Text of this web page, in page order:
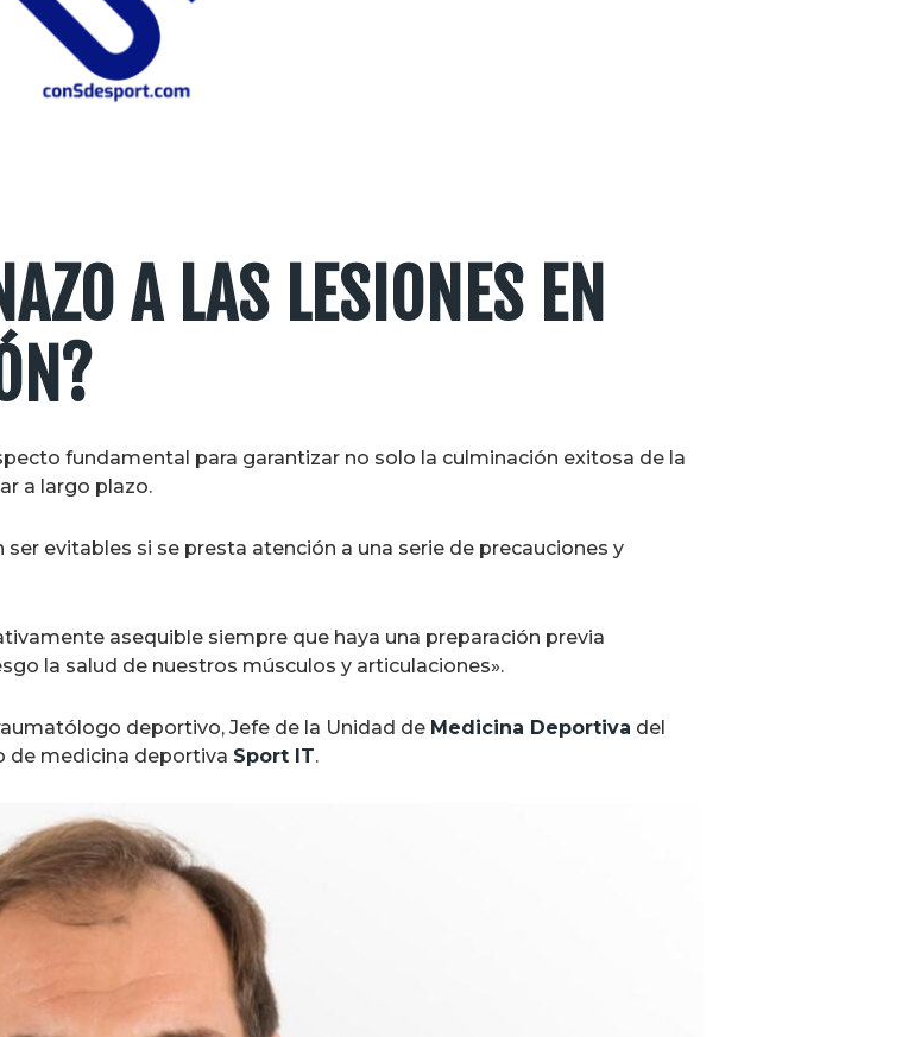
A LAS LESIONES EN
fundamental para garantizar no solo la culminación exitosa de la
a largo plazo.
evitables si se presta atención a una serie de precauciones y
asequible siempre que haya una preparación previa
la salud de nuestros músculos y articulaciones».
deportivo, Jefe de la Unidad de Medicina Deportiva del
de medicina deportiva Sport IT.